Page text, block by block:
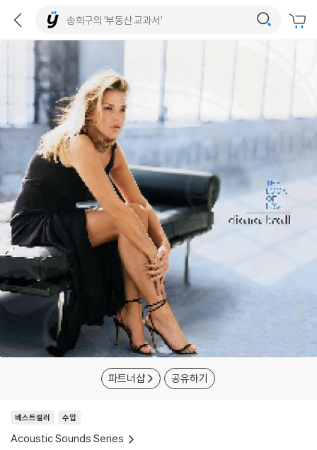
파트너샵 공유하기
베스트셀러 수입
Acoustic Sounds Series